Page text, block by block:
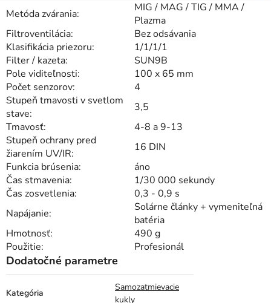
Metóda zvárania:
MIG / MAG / TIG / MMA /
Plazma
Filtroventilácia:
Bez odsávania
Klasifikácia priezoru:
1/1/1/1
Filter / kazeta:
SUN9B
Pole viditeľnosti:
100 x 65 mm
Počet senzorov:
4
Stupeň tmavosti v svetlom
stave:
3,5
Tmavosť:
4-8 a 9-13
Stupeň ochrany pred
žiarením UV/IR:
16 DIN
Funkcia brúsenia:
áno
Čas stmavenia:
1/30 000 sekundy
Čas zosvetlenia:
0,3 - 0,9 s
Napájanie:
Solárne články + vymeniteľná
batéria
Hmotnosť:
490 g
Použitie:
Profesionál
Dodatočné parametre
Kategória
Samozatmievacie
kukly